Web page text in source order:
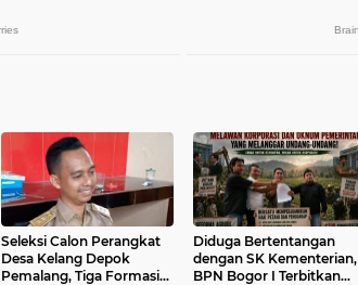
Seleksi Calon Perangkat
Desa Kelang Depok
Pemalang, Tiga Formasi
Diduga Bertentangan
dengan SK Kementerian,
BPN Bogor I Terbitkan